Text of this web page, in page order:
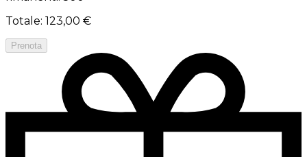
Totale: 123,00 €
Prenota